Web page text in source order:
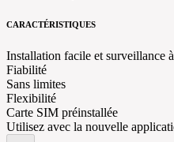
CARACTÉRISTIQUES
Installation facile et surveillance
Fiabilité
Sans limites
Flexibilité
Carte SIM préinstallée
Utilisez avec la nouvelle